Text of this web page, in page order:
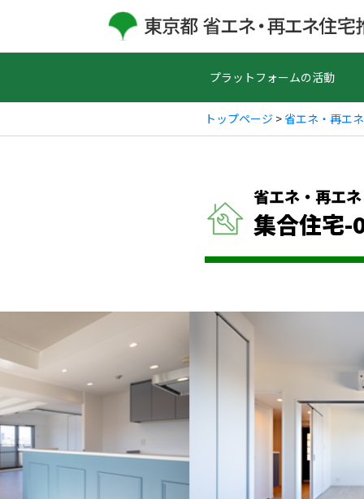
プラットフォームの活動
トップページ > 省エネ・再エ
省エネ・再エ
集合住宅-